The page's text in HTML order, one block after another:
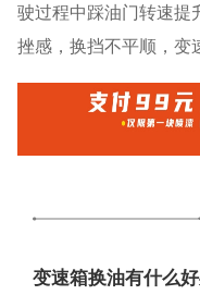
驶过程中踩油门转速提
挫感，换挡不平顺，变
变速箱换油有什么